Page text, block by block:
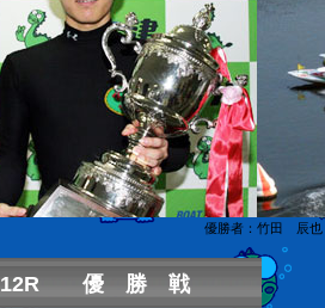
優勝者：竹田 辰也
12R 優 勝 戦